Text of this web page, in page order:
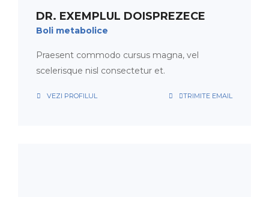
DR. EXEMPLUL DOISPREZECE
Boli metabolice
Praesent commodo cursus magna, vel
scelerisque nisl consectetur et.
VEZI PROFILUL TRIMITE EMAIL